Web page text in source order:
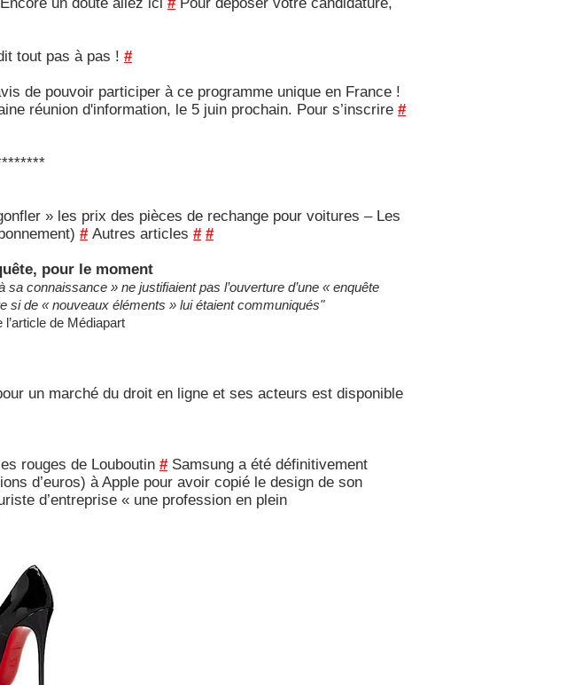
tout pas à pas ! #
de pouvoir participer à ce programme unique en France !
réunion d'information, le 5 juin prochain. Pour s’inscrire #
» les prix des pièces de rechange pour voitures – Les
#Autres articles # #
pour le moment
connaissance » ne justifiaient pas l’ouverture d’une « enquête
si de « nouveaux éléments » lui étaient communiqués"
de Médiapart
un marché du droit en ligne et ses acteurs est disponible
rouges de Louboutin #Samsung a été définitivement
d’euros) à Apple pour avoir copié le design de son
d’entreprise « une profession en plein